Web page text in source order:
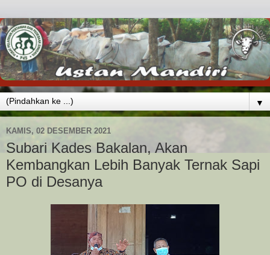
▼
KAMIS, 02 DESEMBER 2021
Subari Kades Bakalan, Akan
Kembangkan Lebih Banyak Ternak Sapi
PO di Desanya